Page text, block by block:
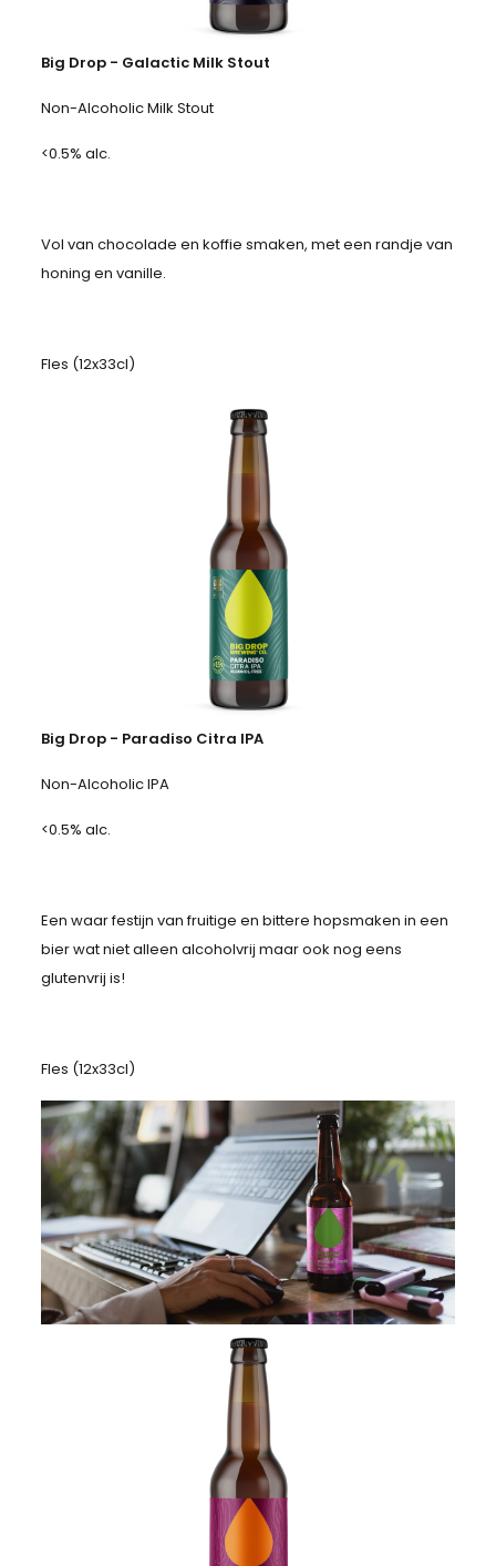
Big Drop - Galactic Milk Stout
Non-Alcoholic Milk Stout
<0.5% alc.
Vol van chocolade en koffie smaken, met een randje van
honing en vanille.
Fles (12x33cl)
Big Drop - Paradiso Citra IPA
Non-Alcoholic IPA
<0.5% alc.
Een waar festijn van fruitige en bittere hopsmaken in een
bier wat niet alleen alcoholvrij maar ook nog eens
glutenvrij is!
Fles (12x33cl)